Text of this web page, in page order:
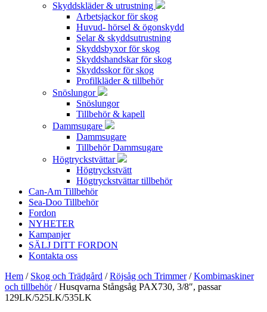
Skyddskläder & utrustning
Arbetsjackor för skog
Huvud- hörsel & ögonskydd
Selar & skyddsutrustning
Skyddsbyxor för skog
Skyddshandskar för skog
Skyddsskor för skog
Profilkläder & tillbehör
Snöslungor
Snöslungor
Tillbehör & kapell
Dammsugare
Dammsugare
Tillbehör Dammsugare
Högtryckstvättar
Högtryckstvätt
Högtryckstvättar tillbehör
Can-Am Tillbehör
Sea-Doo Tillbehör
Fordon
NYHETER
Kampanjer
SÄLJ DITT FORDON
Kontakta oss
Hem / Skog och Trädgård /Röjsåg och Trimmer/Kombimaskiner
och tillbehör/ Husqvarna Stångsåg PAX730, 3/8″, passar
129LK/525LK/535LK